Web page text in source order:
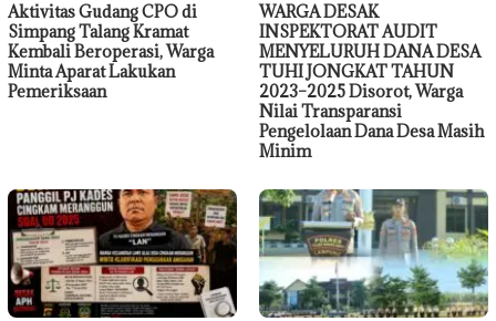
Aktivitas Gudang CPO di
Simpang Talang Kramat
Kembali Beroperasi, Warga
Minta Aparat Lakukan
Pemeriksaan
WARGA DESAK
INSPEKTORAT AUDIT
MENYELURUH DANA DESA
TUHI JONGKAT TAHUN
2023–2025 Disorot, Warga
Nilai Transparansi
Pengelolaan Dana Desa Masih
Minim